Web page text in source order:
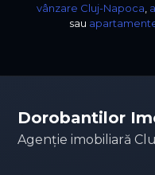
vânzare Cluj-Napoca
sau
Dorobantilor
Agenție imobiliară